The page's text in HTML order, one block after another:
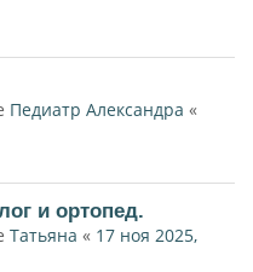
Педиатр Александра «
и ортопед.
Татьяна « 17 ноя 2025,